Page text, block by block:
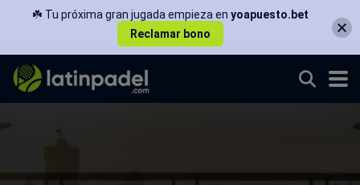
☘️ Tu próxima gran jugada empieza en yoapuesto.bet
Reclamar bono